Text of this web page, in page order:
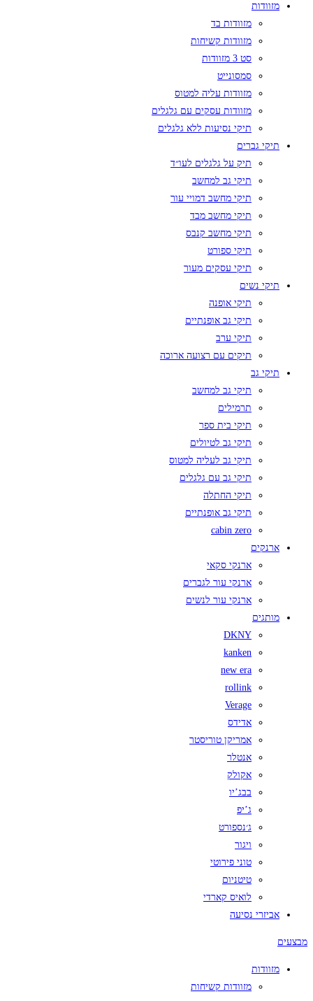
מזוודות
מזוודות בד
מזוודות קשיחות
סט 3 מזוודות
סמסונייט
מזוודות עליה למטוס
מזוודות עסקים עם גלגלים
תיקי נסיעות ללא גלגלים
תיקי גברים
תיק על גלגלים לעו״ד
תיקי גב למחשב
תיקי מחשב דמויי עור
תיקי מחשב מבד
תיקי מחשב קנבס
תיקי ספורט
תיקי עסקים מעור
תיקי נשים
תיקי אופנה
תיקי גב אופנתיים
תיקי ערב
תיקים עם רצועה ארוכה
תיקי גב
תיקי גב למחשב
תרמילים
תיקי בית ספר
תיקי גב לטיולים
תיקי גב לעליה למטוס
תיקי גב עם גלגלים
תיקי החתלה
תיקי גב אופנתיים
cabin zero
ארנקים
ארנקי סקאי
ארנקי עור לגברים
ארנקי עור לנשים
מותגים
DKNY
kanken
new era
rollink
Verage
אדידס
אמריקן טוריסטר
אנטלר
אקולק
בבג’יו
ג’יפ
ג׳נספורט
ויגור
טוני פירוטי
טיטניום
לואיס קארדי
אביזרי נסיעה
מבצעים
מזוודות
מזוודות קשיחות